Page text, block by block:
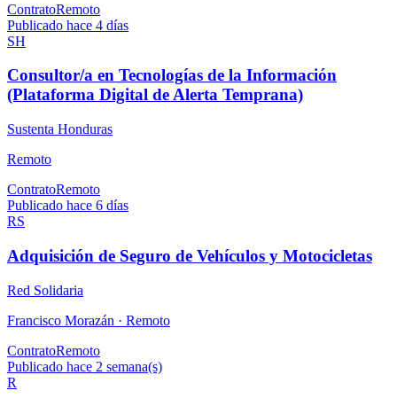
ContratoRemoto
Publicado hace 4 días
SH
Consultor/a en Tecnologías de la Información
(Plataforma Digital de Alerta Temprana)
Sustenta Honduras
Remoto
ContratoRemoto
Publicado hace 6 días
RS
Adquisición de Seguro de Vehículos y Motocicletas
Red Solidaria
Francisco Morazán · Remoto
ContratoRemoto
Publicado hace 2 semana(s)
R